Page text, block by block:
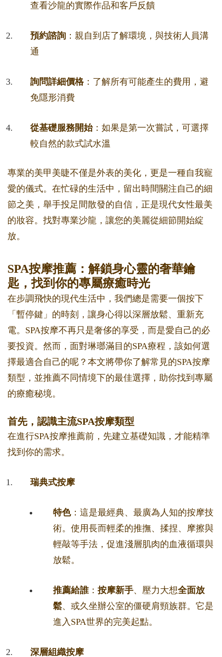
查看沙龍的實際作品和客戶反饋
預約諮詢 ：親自到店了解環境，與技術人員溝
通
詢問詳細價格：了解所有可能產生的費用，避
免隱形消費
從基礎服務開始：如果是第一次嘗試，可選擇
較自然的款式試水溫
專業的美甲美睫不僅是外表的美化，更是一種自我寵
愛的儀式。在忙碌的生活中，留出時間關注自己的細
節之美，舉手投足間散發的自信，正是現代女性最美
的妝容。找對專業沙龍，讓您的美麗從細節開始綻
放。
SPA按摩推薦：解鎖身心靈的奢華鑰
匙，找到你的專屬療癒時光
在步調飛快的現代生活中，我們總是需要一個按下
「暫停鍵」的時刻，讓身心得以深層放鬆、重新充
電。SPA按摩不再只是奢侈的享受，而是愛自己的必
要投資。然而，面對琳瑯滿目的SPA療程，該如何選
擇最適合自己的呢？本文將帶你了解常見的SPA按摩
類型，並推薦不同情境下的最佳選擇，助你找到專屬
的療癒秘境。
首先，認識主流SPA按摩類型
在進行SPA按摩推薦前，先建立基礎知識，才能精準
找到你的需求。
瑞典式按摩
特色：這是最經典、最廣為人知的按摩技
術。使用長而輕柔的推撫、揉捏、摩擦與
輕敲等手法，促進淺層肌肉的血液循環與
放鬆。
推薦給誰： 按摩新手、壓力大想全面放
鬆、或久坐辦公室的僵硬肩頸族群。它是
進入SPA世界的完美起點。
深層組織按摩